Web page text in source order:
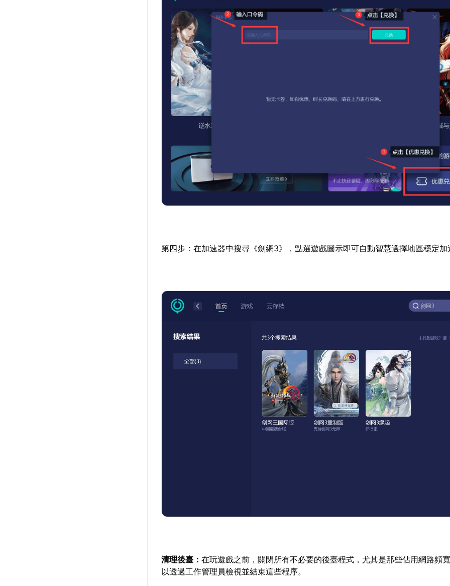
第四步：在加速器中搜尋《劍網3》，點選遊戲圖示即可自動智慧選擇地區穩定加
清理後臺：在玩遊戲之前，關閉所有不必要的後臺程式，尤其是那些佔用網路頻
以透過工作管理員檢視並結束這些程序。